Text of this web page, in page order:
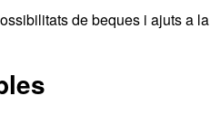
de beques i ajuts a la